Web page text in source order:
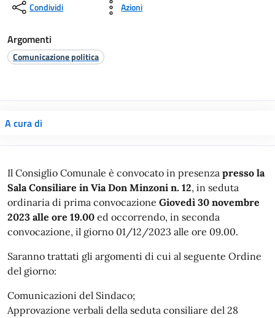
Condividi Azioni
Argomenti
Comunicazione politica
A cura di
Il Consiglio Comunale è convocato in presenza presso la
Sala Consiliare in Via Don Minzoni n. 12, in seduta
ordinaria di prima convocazione Giovedì 30 novembre
2023 alle ore 19.00 ed occorrendo, in seconda
convocazione, il giorno 01/12/2023 alle ore 09.00.
Saranno trattati gli argomenti di cui al seguente Ordine
del giorno:
Comunicazioni del Sindaco;
Approvazione verbali della seduta consiliare del 28